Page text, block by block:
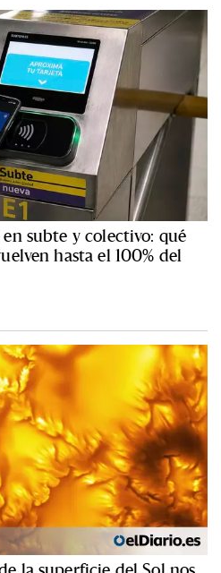
subte y colectivo: qué
hasta el 100% del